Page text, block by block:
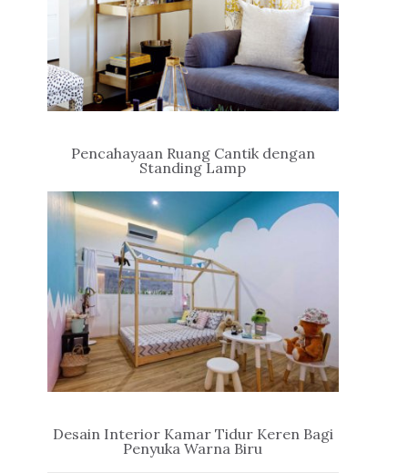
Pencahayaan Ruang Cantik dengan
Standing Lamp
Desain Interior Kamar Tidur Keren Bagi
Penyuka Warna Biru